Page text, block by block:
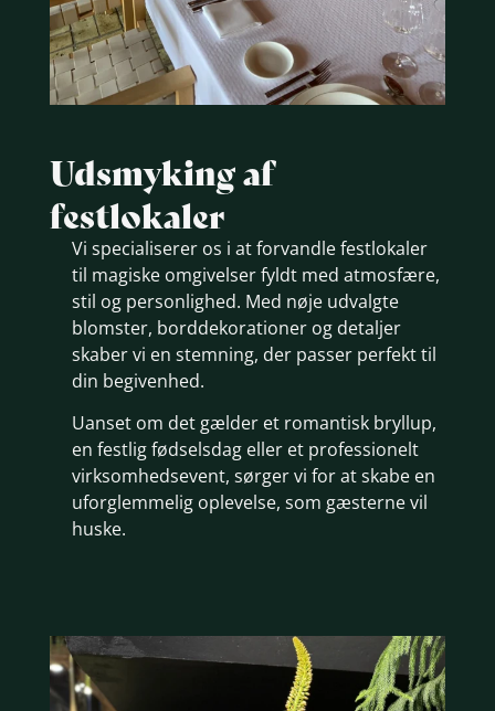
Udsmyking af
festlokaler
Vi specialiserer os i at forvandle festlokaler
til magiske omgivelser fyldt med atmosfære,
stil og personlighed. Med nøje udvalgte
blomster, borddekorationer og detaljer
skaber vi en stemning, der passer perfekt til
din begivenhed.
Uanset om det gælder et romantisk bryllup,
en festlig fødselsdag eller et professionelt
virksomhedsevent, sørger vi for at skabe en
uforglemmelig oplevelse, som gæsterne vil
huske.